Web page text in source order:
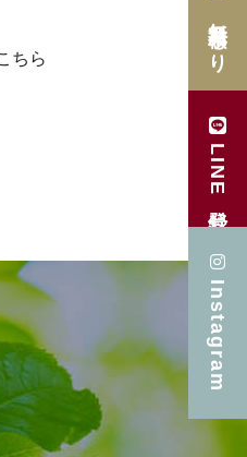
ちら 無料見積もり
LINE登録
Instagram